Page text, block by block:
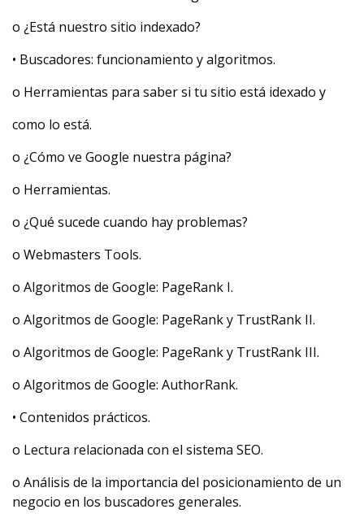
o ¿Está nuestro sitio indexado?
• Buscadores: funcionamiento y algoritmos.
o Herramientas para saber si tu sitio está idexado y
como lo está.
o ¿Cómo ve Google nuestra página?
o Herramientas.
o ¿Qué sucede cuando hay problemas?
o Webmasters Tools.
o Algoritmos de Google: PageRank I.
o Algoritmos de Google: PageRank y TrustRank II.
o Algoritmos de Google: PageRank y TrustRank III.
o Algoritmos de Google: AuthorRank.
• Contenidos prácticos.
o Lectura relacionada con el sistema SEO.
o Análisis de la importancia del posicionamiento de un
negocio en los buscadores generales.